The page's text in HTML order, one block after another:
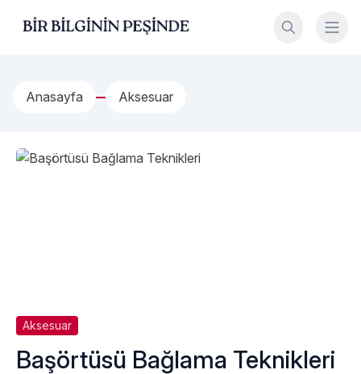
Bir Bilginin Peşinde!
Anasayfa Aksesuar
Aksesuar
Başörtüsü Bağlama Teknikleri